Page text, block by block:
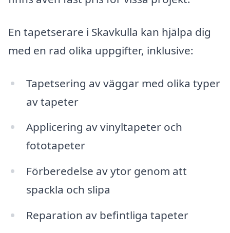
En tapetserare i Skavkulla kan hjälpa dig
med en rad olika uppgifter, inklusive:
Tapetsering av väggar med olika typer
av tapeter
Applicering av vinyltapeter och
fototapeter
Förberedelse av ytor genom att
spackla och slipa
Reparation av befintliga tapeter